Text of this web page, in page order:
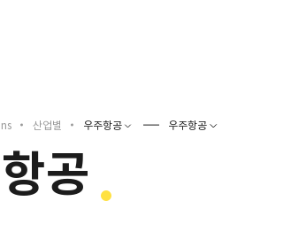
산업별 우주항공 우주항공
공